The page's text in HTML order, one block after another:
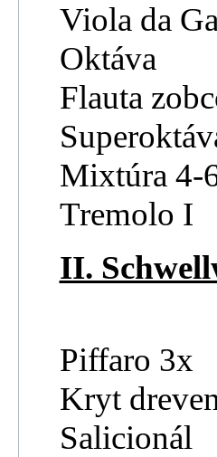
Viola da
Oktáva
Flauta
Mixtúra
Tremolo I
II.
Piffaro 3x
Kryt
Salicionál